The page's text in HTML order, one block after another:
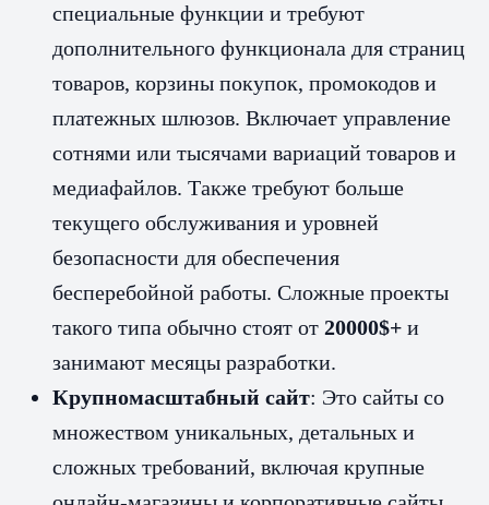
специальные функции и требуют
дополнительного функционала для страниц
товаров, корзины покупок, промокодов и
платежных шлюзов. Включает управление
сотнями или тысячами вариаций товаров и
медиафайлов. Также требуют больше
текущего обслуживания и уровней
безопасности для обеспечения
бесперебойной работы. Сложные проекты
такого типа обычно стоят от 20000$+ и
занимают месяцы разработки.
Крупномасштабный сайт: Это сайты со
множеством уникальных, детальных и
сложных требований, включая крупные